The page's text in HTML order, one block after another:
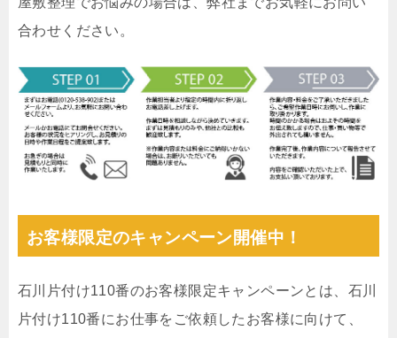
合わせください。
お客様限定のキャンペーン開催中！
石川片付け110番のお客様限定キャンペーンとは、石川
片付け110番にお仕事をご依頼したお客様に向けて、